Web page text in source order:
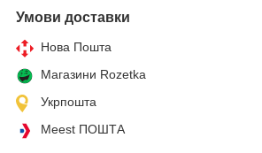
Умови доставки
Нова Пошта
Магазини Rozetka
Укрпошта
Meest ПОШТА